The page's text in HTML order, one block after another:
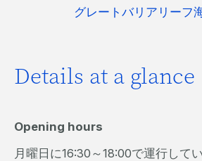
グレートバリアリーフ
Details at a glance
Opening hours
月曜日に16:30～18:00で運行して